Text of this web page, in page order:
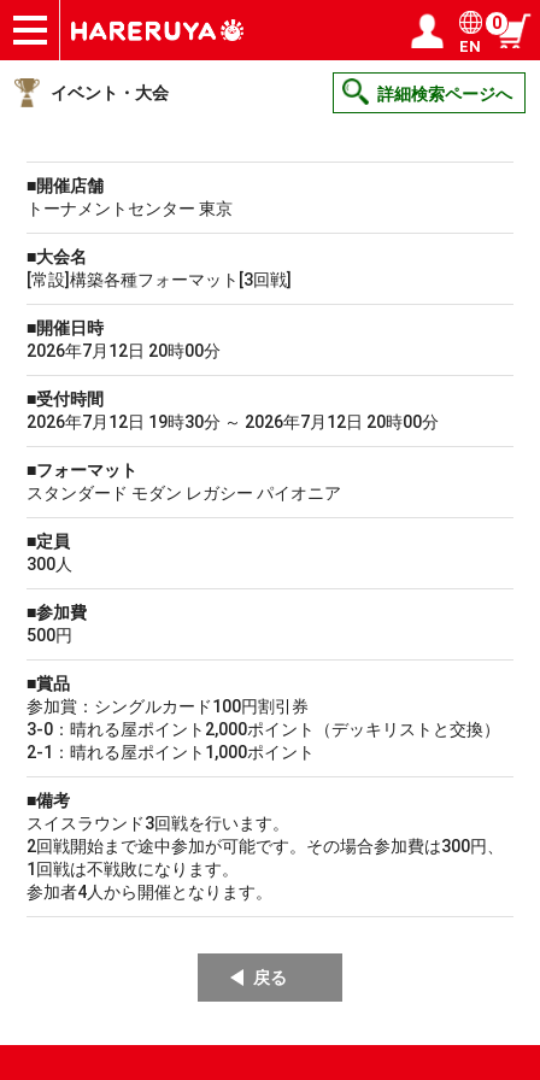
ショップ
買取
記事
デッキ検索
デッキ構築
選手一覧
店舗一覧
イベント
ヘルプ
お問い合わせ ログイン／会員登録
EN
0
イベント・大会 詳細検索ページへ
■開催店舗
トーナメントセンター 東京
■大会名
[常設]構築各種フォーマット[3回戦]
■開催日時
2026年7月12日 20時00分
■受付時間
2026年7月12日 19時30分 ～ 2026年7月12日 20時00分
■フォーマット
スタンダード モダン レガシー パイオニア
■定員
300人
■参加費
500円
■賞品
参加賞：シングルカード100円割引券
3-0：晴れる屋ポイント2,000ポイント（デッキリストと交換）
2-1：晴れる屋ポイント1,000ポイント
■備考
スイスラウンド3回戦を行います。
2回戦開始まで途中参加が可能です。その場合参加費は300円、
1回戦は不戦敗になります。
参加者4人から開催となります。
戻る